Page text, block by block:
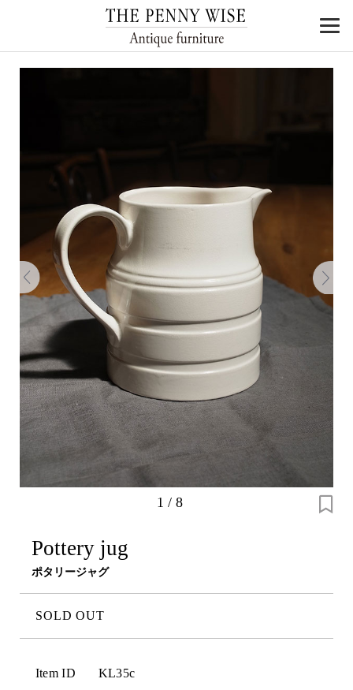
1 / 8
Pottery jug
ポタリージャグ
SOLD OUT
Item ID KL35c